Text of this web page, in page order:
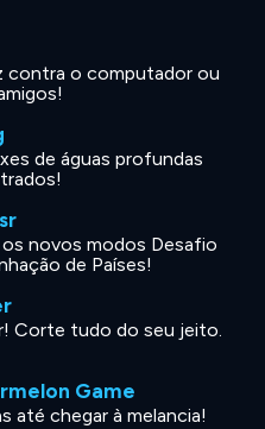
contra o computador ou
de águas profundas
novos modos Desafio
de Países!
Corte tudo do seu jeito.
Game
até chegar à melancia!